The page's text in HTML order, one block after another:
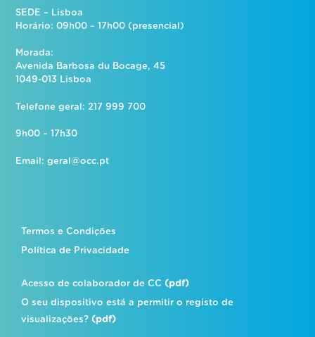
SEDE – Lisboa
Horário: 09h00 – 17h00 (presencial)
Morada:
Avenida Barbosa du Bocage, 45
1049-013 Lisboa
Telefone geral: 217 999 700
9h00 – 17h30
Email:geral@occ.pt
Termos e Condições
Política de Privacidade
Acesso de colaborador de CC(pdf)
O seu dispositivo está a permitir o registo de
visualizações?(pdf)